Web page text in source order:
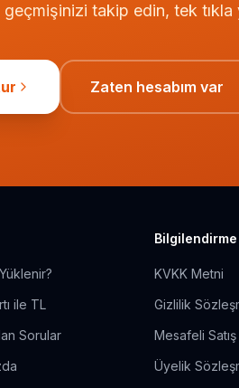
geçmişinizi takip edin, tek tıkla
Zaten hesabım var
ile TL
Sorular
Bilgilendirme
KVKK Metni
Gizlilik
Mesafeli
Üyelik